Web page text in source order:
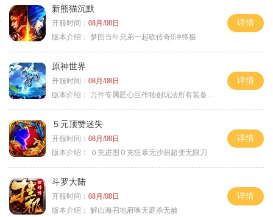
新熊猫沉默
开服时间： 08月/08日
版本介绍： 梦回当年兄弟一起砍传奇0冲终极
详情
原神世界
开服时间： 08月/08日
版本介绍： 万件专属匠心巨作独创玩法所有装备靠打
详情
５元顶赞迷失
开服时间： 08月/08日
版本介绍：
０充进图０充狂暴无沙捐超变无限刀
详情
斗罗大陆
开服时间： 08月/08日
版本介绍： 解山海召地府唤天庭杀无赦
详情